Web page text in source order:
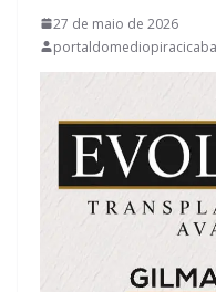
27 de maio de 2026